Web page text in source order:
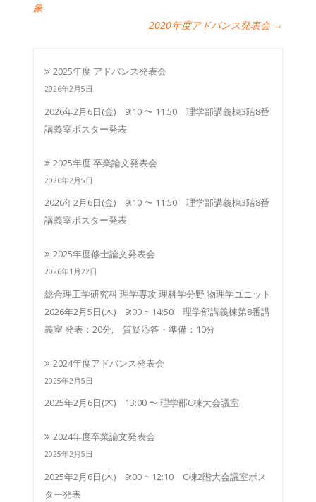
象
2020年度アドバンス発表会 →
2025年度 アドバンス発表会
2026年2月5日
2026年2月6日(金) 9:10 〜 11:50 理学部講義棟3階8番
講義室ポスター発表
2025年度 卒業論文発表会
2026年2月5日
2026年2月6日(金) 9:10 〜 11:50 理学部講義棟3階8番
講義室ポスター発表
2025年度修士論文発表会
2026年1月22日
総合理工学研究科 理学専攻 理科学分野 物理学ユニット
2026年2月5日(木) 9:00 ~ 14:50 理学部講義棟第8番講
義室 発表：20分, 質疑応答・準備：10分
2024年度アドバンス発表会
2025年2月5日
2025年2月6日(木) 13:00 〜 理学部C棟大会議室
2024年度卒業論文発表会
2025年2月5日
2025年2月6日(木) 9:00 ~ 12:10 C棟2階大会議室ポス
ター発表